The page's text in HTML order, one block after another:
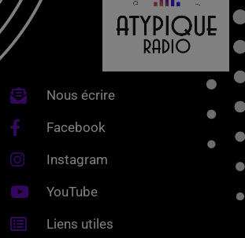
Nous écrire
Facebook
Instagram
YouTube
Liens utiles